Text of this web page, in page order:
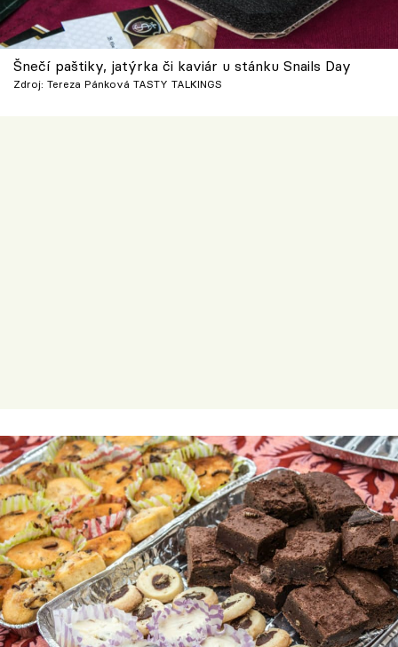
Šnečí paštiky, jatýrka či kaviár u stánku Snails Day
Zdroj: Tereza Pánková TASTY TALKINGS